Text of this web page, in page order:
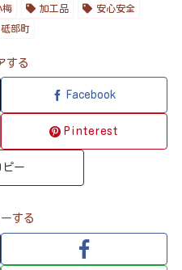
梅 加工品 安心安全
砥部町
する
Facebook
Pinterest
ピー
する